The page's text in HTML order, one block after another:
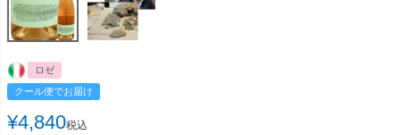
ロゼ
クール便でお届け
¥4,840税込